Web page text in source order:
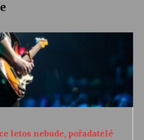
letos nebude, pořadatelé